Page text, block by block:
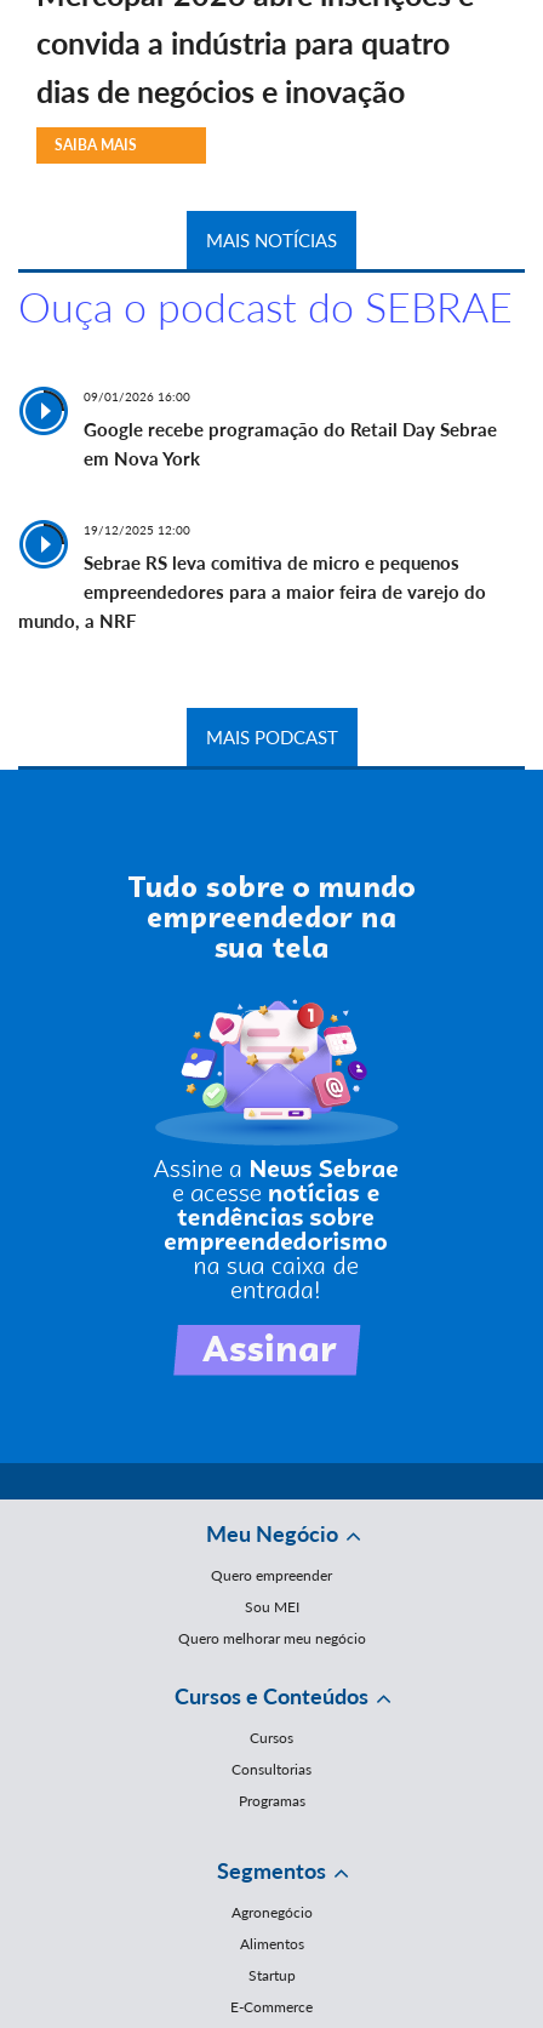
convida a indústria para quatro
dias de negócios e inovação
SAIBA MAIS
MAIS NOTÍCIAS
Ouça o podcast do SEBRAE
09/01/2026 16:00
Google recebe programação do Retail Day Sebrae
em Nova York
19/12/2025 12:00
Sebrae RS leva comitiva de micro e pequenos
empreendedores para a maior feira de varejo do
mundo, a NRF
MAIS PODCAST
Meu Negócio
Quero empreender
Sou MEI
Quero melhorar meu negócio
Cursos e Conteúdos
Cursos
Consultorias
Programas
Segmentos
Agronegócio
Alimentos
Startup
E-Commerce